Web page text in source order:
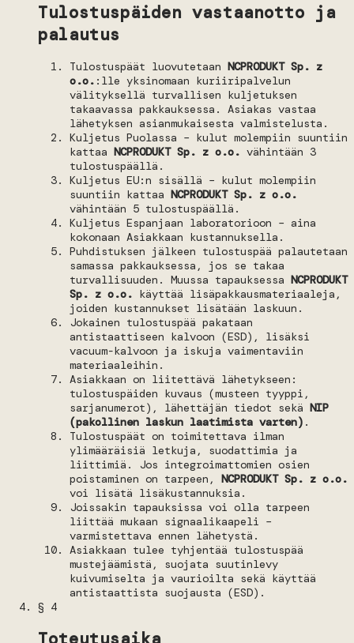
Tulostuspäiden vastaanotto ja
palautus
Tulostuspäät luovutetaan NCPRODUKT Sp. z
o.o. :lle yksinomaan kuriiripalvelun
välityksellä turvallisen kuljetuksen
takaavassa pakkauksessa. Asiakas vastaa
lähetyksen asianmukaisesta valmistelusta.
Kuljetus Puolassa – kulut molempiin suuntiin
kattaa NCPRODUKT Sp. z o.o. vähintään 3
tulostuspäällä.
Kuljetus EU:n sisällä – kulut molempiin
suuntiin kattaa NCPRODUKT Sp. z o.o.
vähintään 5 tulostuspäällä.
Kuljetus Espanjaan laboratorioon – aina
kokonaan Asiakkaan kustannuksella.
Puhdistuksen jälkeen tulostuspää palautetaan
samassa pakkauksessa, jos se takaa
turvallisuuden. Muussa tapauksessa NCPRODUKT
Sp. z o.o. käyttää lisäpakkausmateriaaleja,
joiden kustannukset lisätään laskuun.
Jokainen tulostuspää pakataan
antistaattiseen kalvoon (ESD), lisäksi
vacuum-kalvoon ja iskuja vaimentaviin
materiaaleihin.
Asiakkaan on liitettävä lähetykseen:
tulostuspäiden kuvaus (musteen tyyppi,
sarjanumerot), lähettäjän tiedot sekä NIP
(pakollinen laskun laatimista varten) .
Tulostuspäät on toimitettava ilman
ylimääräisiä letkuja, suodattimia ja
liittimiä. Jos integroimattomien osien
poistaminen on tarpeen, NCPRODUKT Sp. z o.o.
voi lisätä lisäkustannuksia.
Joissakin tapauksissa voi olla tarpeen
liittää mukaan signaalikaapeli –
varmistettava ennen lähetystä.
Asiakkaan tulee tyhjentää tulostuspää
mustejäämistä, suojata suutinlevy
kuivumiselta ja vaurioilta sekä käyttää
antistaattista suojausta (ESD).
§ 4